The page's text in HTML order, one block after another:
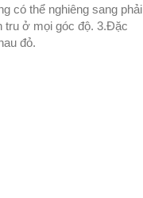
có thể nghiêng sang phải
tru ở mọi góc độ. 3.Đặc
đỏ.